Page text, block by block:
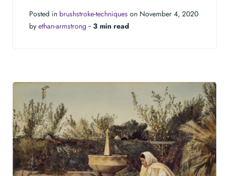
Posted in brushstroke-techniques on November 4, 2020
by ethan-armstrong ‐ 3 min read